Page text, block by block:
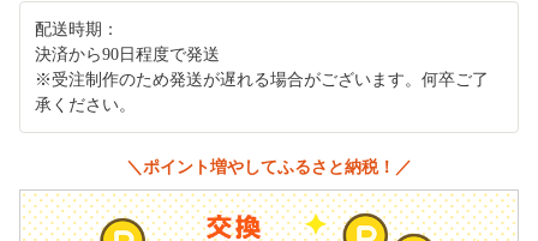
配送時期：
決済から90日程度で発送
※受注制作のため発送が遅れる場合がございます。何卒ご了
承ください。
＼ポイント増やしてふるさと納税！／